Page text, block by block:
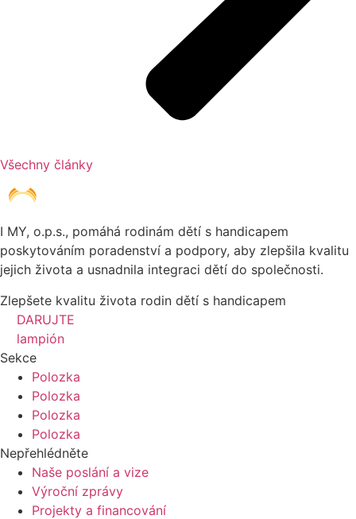
Všechny články
I MY, o.p.s., pomáhá rodinám dětí s handicapem
poskytováním poradenství a podpory, aby zlepšila kvalitu
jejich života a usnadnila integraci dětí do společnosti.
Zlepšete kvalitu života rodin dětí s handicapem
DARUJTE
lampión
Sekce
Polozka
Polozka
Polozka
Polozka
Nepřehlédněte
Naše poslání a vize
Výroční zprávy
Projekty a financování